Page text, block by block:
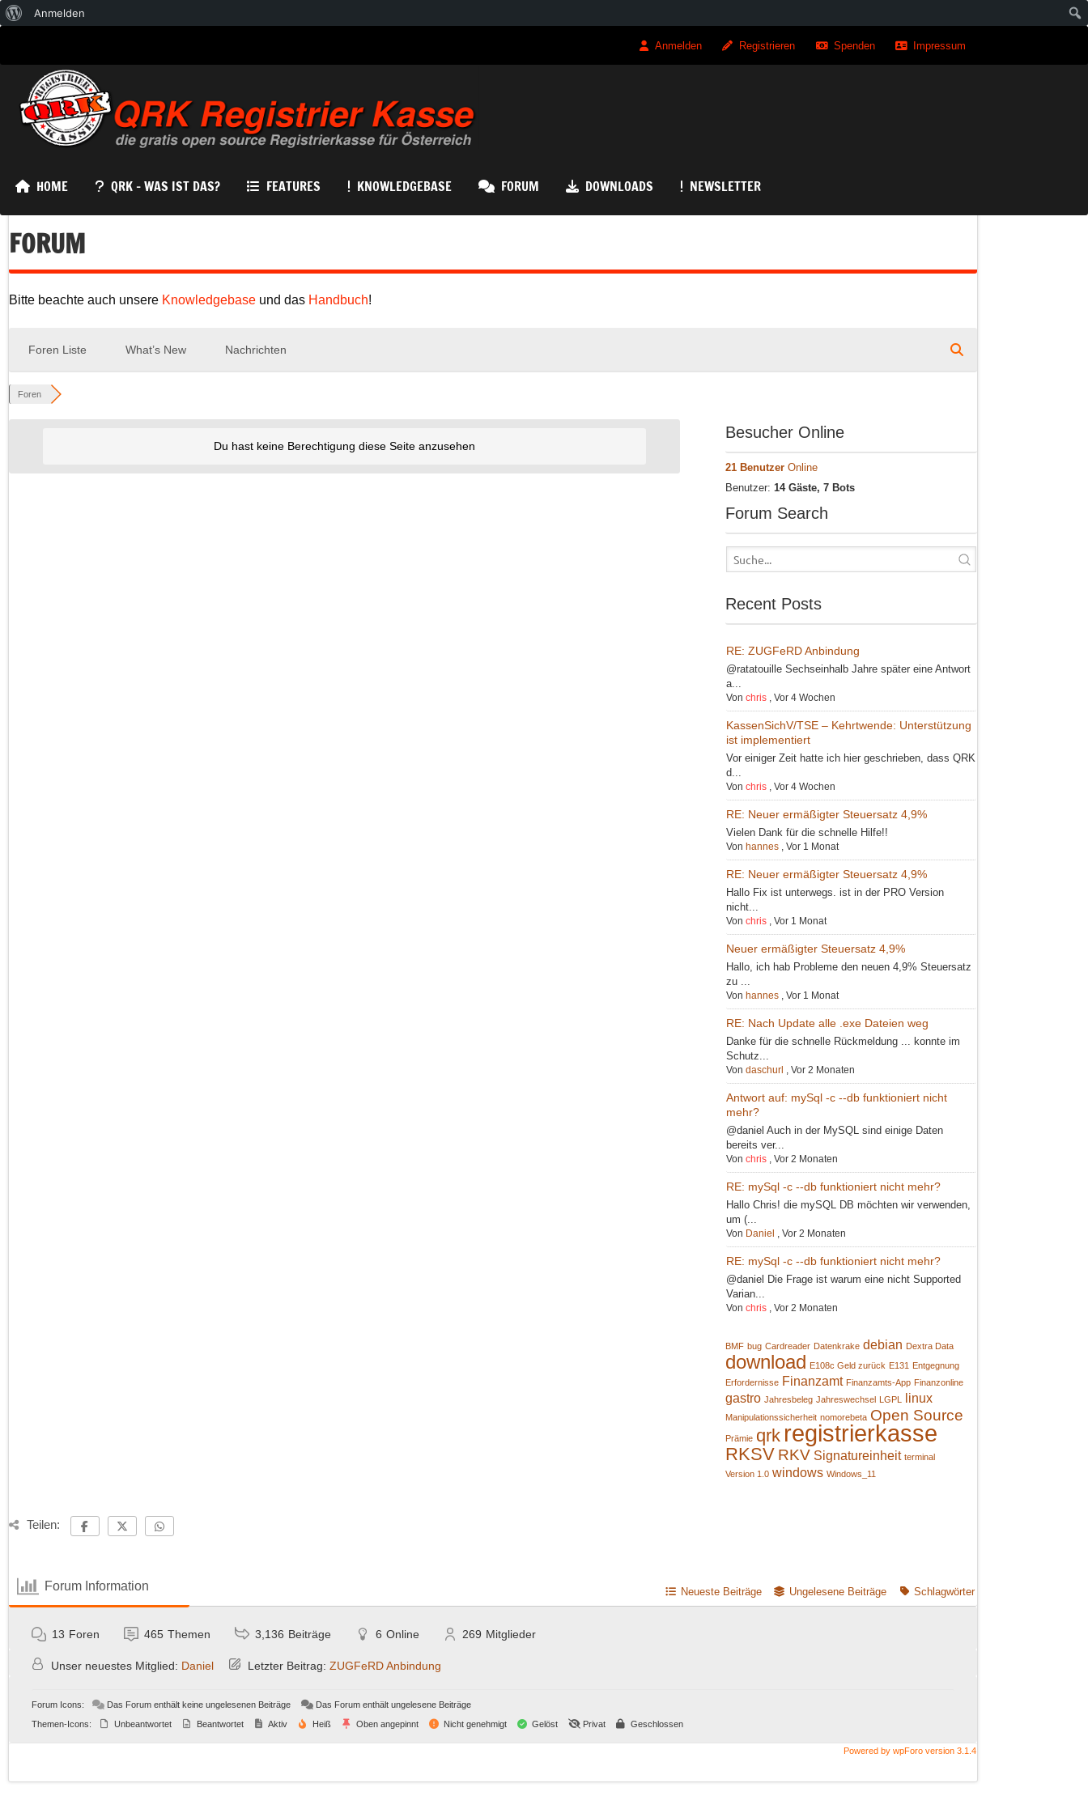
Anmelden Registrieren Spenden Impressum
QRK Registrierkasse
HOME QRK – WAS IST DAS? FEATURES KNOWLEDGEBASE FORUM DOWNLOADS NEWSLETTER
FORUM
Bitte beachte auch unsere Knowledgebase und das Handbuch!
Foren Liste What’s New Nachrichten
Foren
Du hast keine Berechtigung diese Seite anzusehen
Besucher Online
21 Benutzer Online
Benutzer: 14 Gäste, 7 Bots
Forum Search
Recent Posts
RE: ZUGFeRD Anbindung
@ratatouille Sechseinhalb Jahre später eine Antwort
a...
Vonchris ,Vor 4 Wochen
KassenSichV/TSE – Kehrtwende: Unterstützung
ist implementiert
Vor einiger Zeit hatte ich hier geschrieben, dass QRK
d...
Vonchris ,Vor 4 Wochen
RE: Neuer ermäßigter Steuersatz 4,9%
Vielen Dank für die schnelle Hilfe!!
Von hannes ,Vor 1 Monat
RE: Neuer ermäßigter Steuersatz 4,9%
Hallo Fix ist unterwegs. ist in der PRO Version
nicht...
Vonchris ,Vor 1 Monat
Neuer ermäßigter Steuersatz 4,9%
Hallo, ich hab Probleme den neuen 4,9% Steuersatz
zu ...
Von hannes ,Vor 1 Monat
RE: Nach Update alle .exe Dateien weg
Danke für die schnelle Rückmeldung ... konnte im
Schutz...
Vondaschurl ,Vor 2 Monaten
Antwort auf: mySql -c --db funktioniert nicht
mehr?
@daniel Auch in der MySQL sind einige Daten
bereits ver...
Vonchris ,Vor 2 Monaten
RE: mySql -c --db funktioniert nicht mehr?
Hallo Chris! die mySQL DB möchten wir verwenden,
um (...
Von Daniel ,Vor 2 Monaten
RE: mySql -c --db funktioniert nicht mehr?
@daniel Die Frage ist warum eine nicht Supported
Varian...
Vonchris ,Vor 2 Monaten
BMF bug Cardreader Datenkrake debian Dextra Data
download E108c Geld zurück E131 Entgegnung
Erfordernisse Finanzamt Finanzamts-App Finanzonline
gastro Jahresbeleg Jahreswechsel LGPL linux
Manipulationssicherheit nomorebeta Open Source
Prämie qrk registrierkasse
RKSV RKV Signatureinheit terminal
Version 1.0 windows Windows_11
Teilen:
Forum Information Neueste Beiträge Ungelesene Beiträge Schlagwörter
13 Foren 465 Themen 3,136 Beiträge 6 Online 269 Mitglieder
Unser neuestes Mitglied: Daniel Letzter Beitrag: ZUGFeRD Anbindung
Forum Icons: Das Forum enthält keine ungelesenen Beiträge
Das Forum enthält ungelesene Beiträge
Themen-Icons:
Unbeantwortet Beantwortet Aktiv Heiß Oben angepinnt Nicht genehmigt Gelöst Privat Geschlossen
Powered by wpForo version 3.1.4
Über
Anmelden